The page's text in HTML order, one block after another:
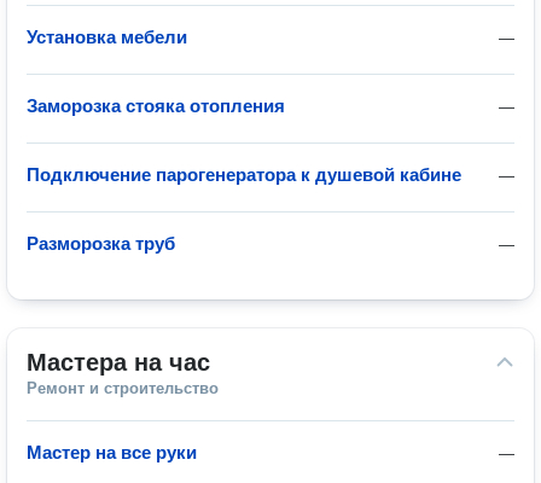
—
Установка мебели
—
Заморозка стояка отопления
—
Подключение парогенератора к душевой кабине
—
Разморозка труб
Мастера на час
Ремонт и строительство
—
Мастер на все руки